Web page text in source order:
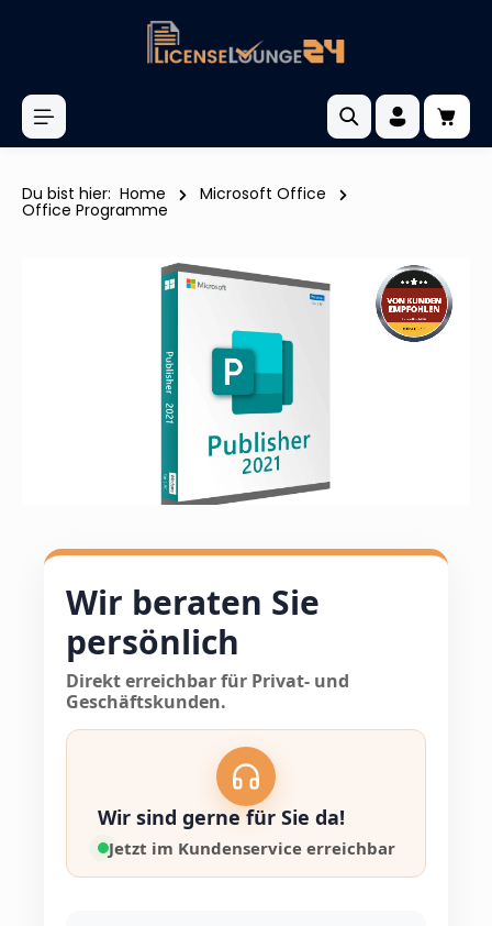
Du bist hier: Home Microsoft Office
Office Programme
Wir beraten Sie
persönlich
Direkt erreichbar für Privat- und
Geschäftskunden.
Wir sind gerne für Sie da!
Jetzt im Kundenservice erreichbar